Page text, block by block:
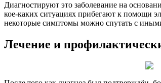
Диагностируют это заболевание на
кое-каких ситуациях прибегают к помощи
некоторые симптомы можно спутать с
Лечение и